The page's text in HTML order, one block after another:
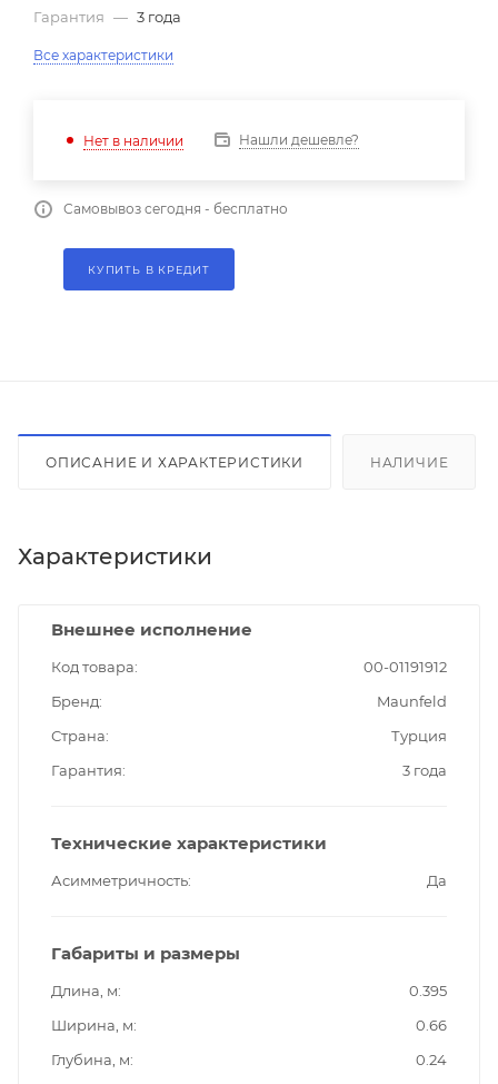
Гарантия — 3 года
Все характеристики
Нет в наличии Нашли дешевле?
Самовывоз сегодня - бесплатно
КУПИТЬ В КРЕДИТ
ОПИСАНИЕ И ХАРАКТЕРИСТИКИ НАЛИЧИЕ
Характеристики
Внешнее исполнение
Код товара
00-01191912
Бренд
Maunfeld
Страна
Турция
Гарантия
3 года
Технические характеристики
Асимметричность Да
Габариты и размеры
Длина, м
0.395
Ширина, м
0.66
Глубина, м
0.24